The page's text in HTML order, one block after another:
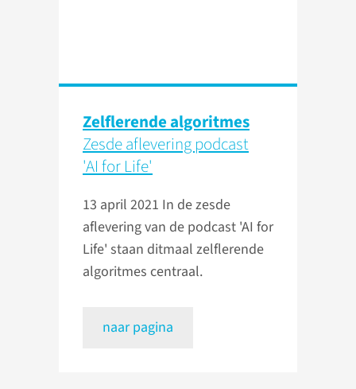
Zelflerende algoritmes
Zesde aflevering podcast
'AI for Life'
13 april 2021 In de zesde
aflevering van de podcast 'AI for
Life' staan ditmaal zelflerende
algoritmes centraal.
naar pagina